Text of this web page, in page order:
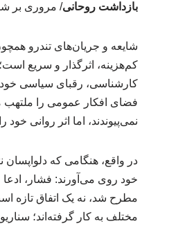
بازداشت روحانی/ مروری بر
شایعه و جریان‌های تندرو
کم‌هزینه، اثرگذار و سریع
کارشناسی، رقبای سیاسی خود
فضای افکار عمومی را ملتهب
نمی‌پیوندند، اما اثر روانی خود
در واقع، هنگامی که دلواپسان
خود روی می‌آورند: فشار،
مطرح شد، نه یک اتفاق تازه
مختلف به کار گرفته‌اند؛